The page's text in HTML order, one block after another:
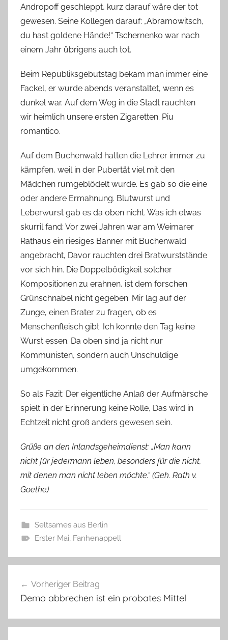
Andropoff geschleppt, kurz darauf wäre der tot
gewesen. Seine Kollegen darauf: „Abramowitsch,
du hast goldene Hände!“ Tschernenko war nach
einem Jahr übrigens auch tot.
Beim Republiksgebutstag bekam man immer eine
Fackel, er wurde abends veranstaltet, wenn es
dunkel war. Auf dem Weg in die Stadt rauchten
wir heimlich unsere ersten Zigaretten. Piu
romantico.
Auf dem Buchenwald hatten die Lehrer immer zu
kämpfen, weil in der Pubertät viel mit den
Mädchen rumgeblödelt wurde. Es gab so die eine
oder andere Ermahnung. Blutwurst und
Leberwurst gab es da oben nicht. Was ich etwas
skurril fand: Vor zwei Jahren war am Weimarer
Rathaus ein riesiges Banner mit Buchenwald
angebracht, Davor rauchten drei Bratwurststände
vor sich hin. Die Doppelbödigkeit solcher
Kompositionen zu erahnen, ist dem forschen
Grünschnabel nicht gegeben. Mir lag auf der
Zunge, einen Brater zu fragen, ob es
Menschenfleisch gibt. Ich konnte den Tag keine
Wurst essen. Da oben sind ja nicht nur
Kommunisten, sondern auch Unschuldige
umgekommen.
So als Fazit: Der eigentliche Anlaß der Aufmärsche
spielt in der Erinnerung keine Rolle, Das wird in
Echtzeit nicht groß anders gewesen sein.
Grüße an den Inlandsgeheimdienst: „Man kann
nicht für jedermann leben, besonders für die nicht,
mit denen man nicht leben möchte.“ (Geh. Rath v.
Goethe)
Seltsames aus Berlin
Erster Mai, Fanhenappell
Vorheriger Beitrag
Demo abbrechen ist ein probates Mittel